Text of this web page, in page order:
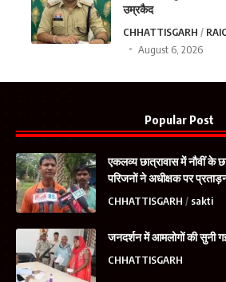
उम्रकैद
CHHATTISGARH
August 6, 2026
Popular Post
एकलव्य छात्रावास में नौवीं के
परिजनों ने अधीक्षक पर
CHHATTISGARH sakti
जनदर्शन में आमलोगों की सुनी
CHHATTISGARH